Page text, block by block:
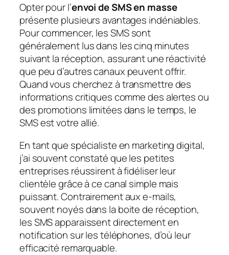
Opter pour l’envoi de SMS en masse
présente plusieurs avantages indéniables.
Pour commencer, les SMS sont
généralement lus dans les cinq minutes
suivant la réception, assurant une réactivité
que peu d’autres canaux peuvent offrir.
Quand vous cherchez à transmettre des
informations critiques comme des alertes ou
des promotions limitées dans le temps, le
SMS est votre allié.
En tant que spécialiste en marketing digital,
j’ai souvent constaté que les petites
entreprises réussirent à fidéliser leur
clientèle grâce à ce canal simple mais
puissant. Contrairement aux e-mails,
souvent noyés dans la boite de réception,
les SMS apparaissent directement en
notification sur les téléphones, d’où leur
efficacité remarquable.